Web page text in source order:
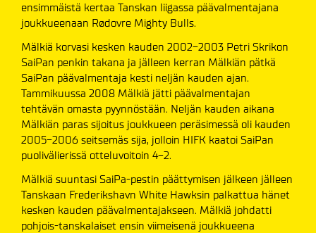
ensimmäistä kertaa Tanskan liigassa päävalmentajana
joukkueenaan Rødovre Mighty Bulls.
Mälkiä korvasi kesken kauden 2002-2003 Petri Skrikon
SaiPan penkin takana ja jälleen kerran Mälkiän pätkä
SaiPan päävalmentaja kesti neljän kauden ajan.
Tammikuussa 2008 Mälkiä jätti päävalmentajan
tehtävän omasta pyynnöstään. Neljän kauden aikana
Mälkiän paras sijoitus joukkueen peräsimessä oli kauden
2005-2006 seitsemäs sija, jolloin HIFK kaatoi SaiPan
puolivälierissä otteluvoitoin 4-2.
Mälkiä suuntasi SaiPa-pestin päättymisen jälkeen jälleen
Tanskaan Frederikshavn White Hawksin palkattua hänet
kesken kauden päävalmentajakseen. Mälkiä johdatti
pohjois-tanskalaiset ensin viimeisenä joukkueena